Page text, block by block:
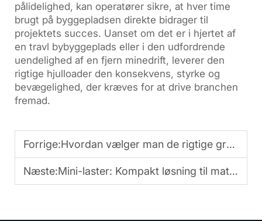
pålidelighed, kan operatører sikre, at hver time
brugt på byggepladsen direkte bidrager til
projektets succes. Uanset om det er i hjertet af
en travl bybyggeplads eller i den udfordrende
uendelighed af en fjern minedrift, leverer den
rigtige hjulloader den konsekvens, styrke og
bevægelighed, der kræves for at drive branchen
fremad.
Forrige:Hvordan vælger man de rigtige gravemaskintilbehør?
Næste:Mini-laster: Kompakt løsning til materialehåndtering